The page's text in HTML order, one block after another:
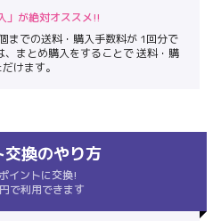
」が絶対オススメ!!
までの送料・購入手数料が 1回分で
まとめ購入をすることで 送料・購
けます。
交換のやり方
イントに交換!
で利用できます